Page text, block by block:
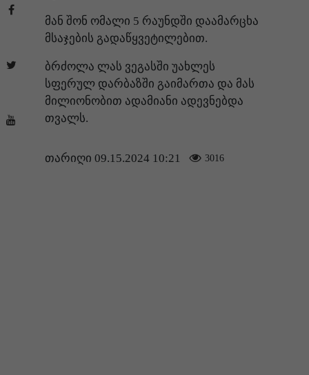
მან შონ ომალი 5 რაუნდში დაამარცხა
მსაჯების გადაწყვეტილებით.
ბრძოლა ლას ვეგასში უახლეს
სფერულ დარბაზში გაიმართა და მას
მილიონობით ადამიანი ადევნებდა
თვალს.
თარიღი 09.15.2024 10:21 3016